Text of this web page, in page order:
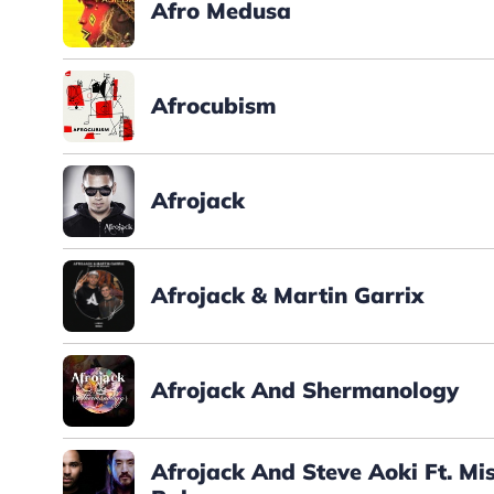
Afro Medusa
Afrocubism
Afrojack
Afrojack & Martin Garrix
Afrojack And Shermanology
Afrojack And Steve Aoki Ft.